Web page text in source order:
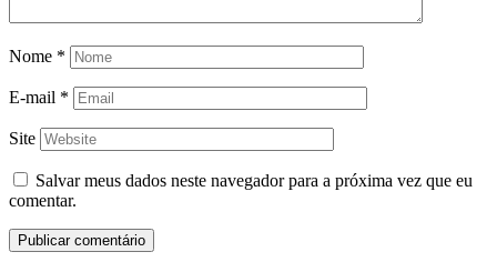
Nome *
E-mail *
Site
Salvar meus dados neste navegador para a próxima vez que eu
comentar.